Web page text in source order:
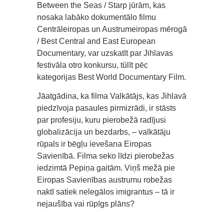
Between the Seas / Starp jūrām, kas
nosaka labāko dokumentālo filmu
Centrāleiropas un Austrumeiropas mērogā
/ Best Central and East European
Documentary, var uzskatīt par Jihlavas
festivāla otro konkursu, tūlīt pēc
kategorijas Best World Documentary Film.
Jāatgādina, ka filma Valkātājs, kas Jihlavā
piedzīvoja pasaules pirmizrādi, ir stāsts
par profesiju, kuru pierobežā radījusi
globalizācija un bezdarbs, – valkātāju
rūpals ir bēgļu ievešana Eiropas
Savienībā. Filma seko līdzi pierobežas
iedzimtā Pepiņa gaitām. Viņš mežā pie
Eiropas Savienības austrumu robežas
naktī satiek nelegālos imigrantus – tā ir
nejaušība vai rūpīgs plāns?